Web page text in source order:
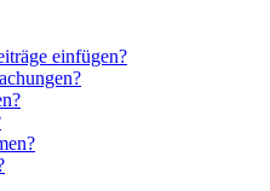
einfügen?